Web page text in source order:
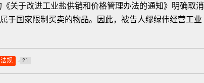
关于改进工业盐供销和价格管理办法的通知》明确取消
于国家限制买卖的物品。因此，被告人缪绿伟经营工业
规 21